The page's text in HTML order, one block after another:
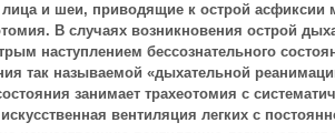
и шеи, приводящие к острой асфиксии
В случаях возникновения острой
наступлением бессознательного
так называемой «дыхательной
занимает трахеотомия с
вентиляция легких с